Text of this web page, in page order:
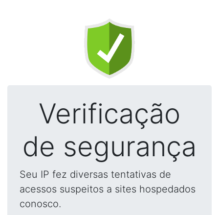
Verificação
de segurança
Seu IP fez diversas tentativas de
acessos suspeitos a sites hospedados
conosco.